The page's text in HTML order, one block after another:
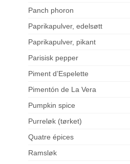
Panch phoron
Paprikapulver, edelsøtt
Paprikapulver, pikant
Parisisk pepper
Piment d’Espelette
Pimentón de La Vera
Pumpkin spice
Purreløk (tørket)
Quatre épices
Ramsløk